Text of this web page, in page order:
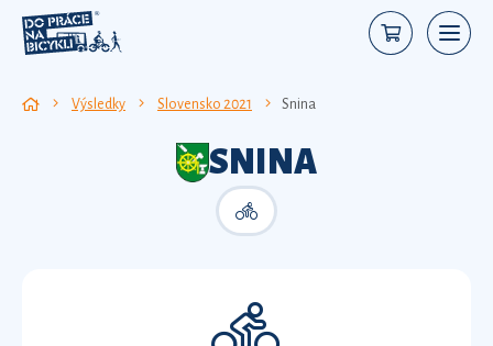
Výsledky Slovensko 2021 Snina
SNINA